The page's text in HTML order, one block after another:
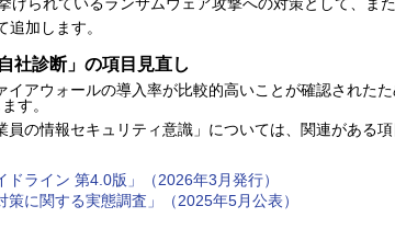
加します。
社診断」の項目見直し
アウォールの導入率が比較的高いことが確認された
す。
員の情報セキュリティ意識」については、関連がある
ドライン 第4.0版」（2026年3月発行）
策に関する実態調査」（2025年5月公表）